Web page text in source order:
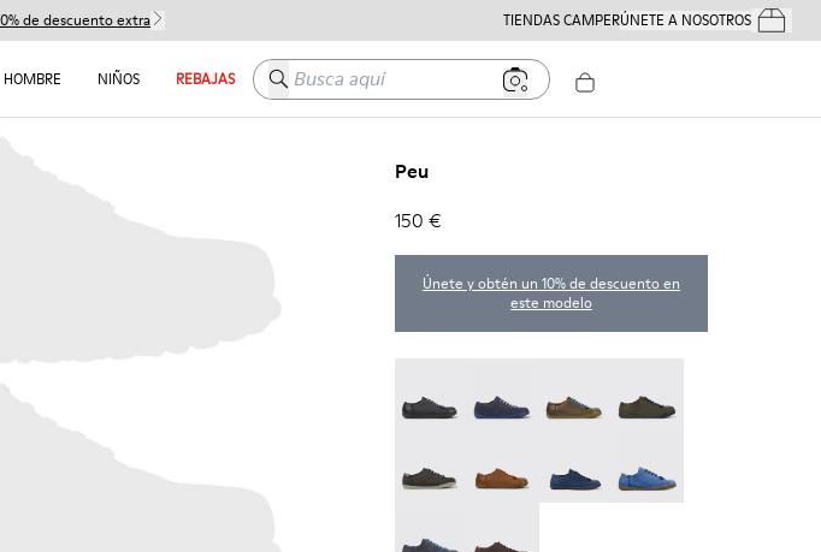
de descuento extra TIENDAS CAMPERÚNETE A NOSOTROSTus
HOMBRE NIÑOS REBAJAS Busca aquí
Peu
150 €
Únete y obtén un 10% de descuento en
este modelo